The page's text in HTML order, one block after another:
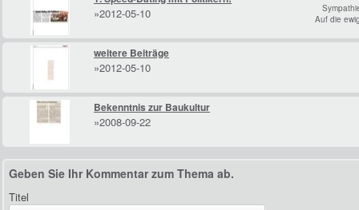
»2012-05-10
Auf die
weitere Beiträge
»2012-05-10
Bekenntnis zur Baukultur
»2008-09-22
Geben Sie Ihr Kommentar zum Thema ab.
Titel